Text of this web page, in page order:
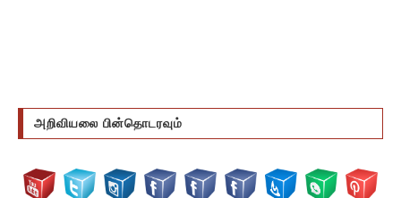
அறிவியலை பின்தொடரவும்